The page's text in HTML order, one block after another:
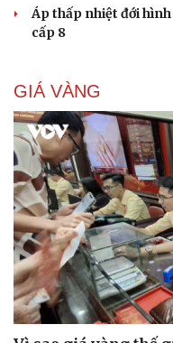
Áp thấp nhiệt đới
cấp 8
GIÁ VÀNG